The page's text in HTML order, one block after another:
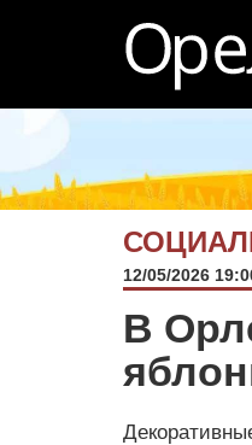
12/05/2026
В